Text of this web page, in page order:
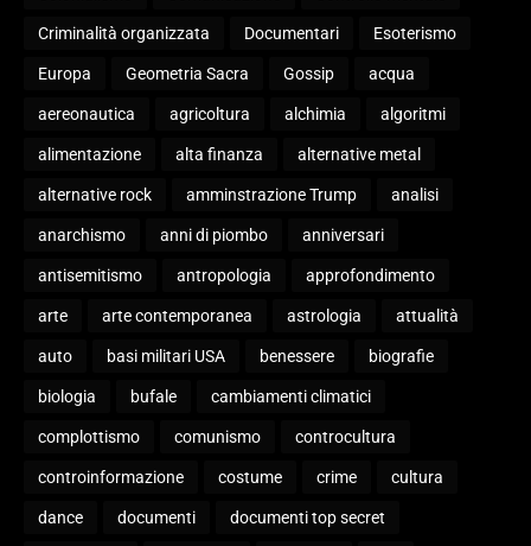
Criminalità organizzata Documentari Esoterismo
Europa Geometria Sacra Gossip acqua
aereonautica agricoltura alchimia algoritmi
alimentazione alta finanza alternative metal
alternative rock amminstrazione Trump analisi
anarchismo anni di piombo anniversari
antisemitismo antropologia approfondimento
arte arte contemporanea astrologia attualità
auto basi militari USA benessere biografie
biologia bufale cambiamenti climatici
complottismo comunismo controcultura
controinformazione costume crime cultura
dance documenti documenti top secret